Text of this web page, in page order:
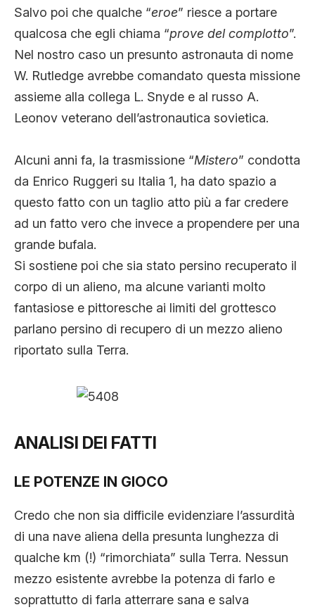
Salvo poi che qualche “eroe” riesce a portare
qualcosa che egli chiama “prove del complotto”.
Nel nostro caso un presunto astronauta di nome
W. Rutledge avrebbe comandato questa missione
assieme alla collega L. Snyde e al russo A.
Leonov veterano dell’astronautica sovietica.
Alcuni anni fa, la trasmissione “Mistero” condotta
da Enrico Ruggeri su Italia 1, ha dato spazio a
questo fatto con un taglio atto più a far credere
ad un fatto vero che invece a propendere per una
grande bufala.
Si sostiene poi che sia stato persino recuperato il
corpo di un alieno, ma alcune varianti molto
fantasiose e pittoresche ai limiti del grottesco
parlano persino di recupero di un mezzo alieno
riportato sulla Terra.
ANALISI DEI FATTI
LE POTENZE IN GIOCO
Credo che non sia difficile evidenziare l’assurdità
di una nave aliena della presunta lunghezza di
qualche km (!) “rimorchiata” sulla Terra. Nessun
mezzo esistente avrebbe la potenza di farlo e
soprattutto di farla atterrare sana e salva